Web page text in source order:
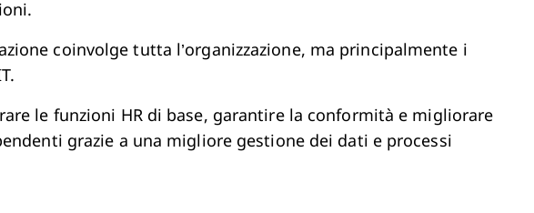
coinvolge tutta l’organizzazione, ma principalmente i
le funzioni HR di base, garantire la conformità e migliorare
grazie a una migliore gestione dei dati e processi